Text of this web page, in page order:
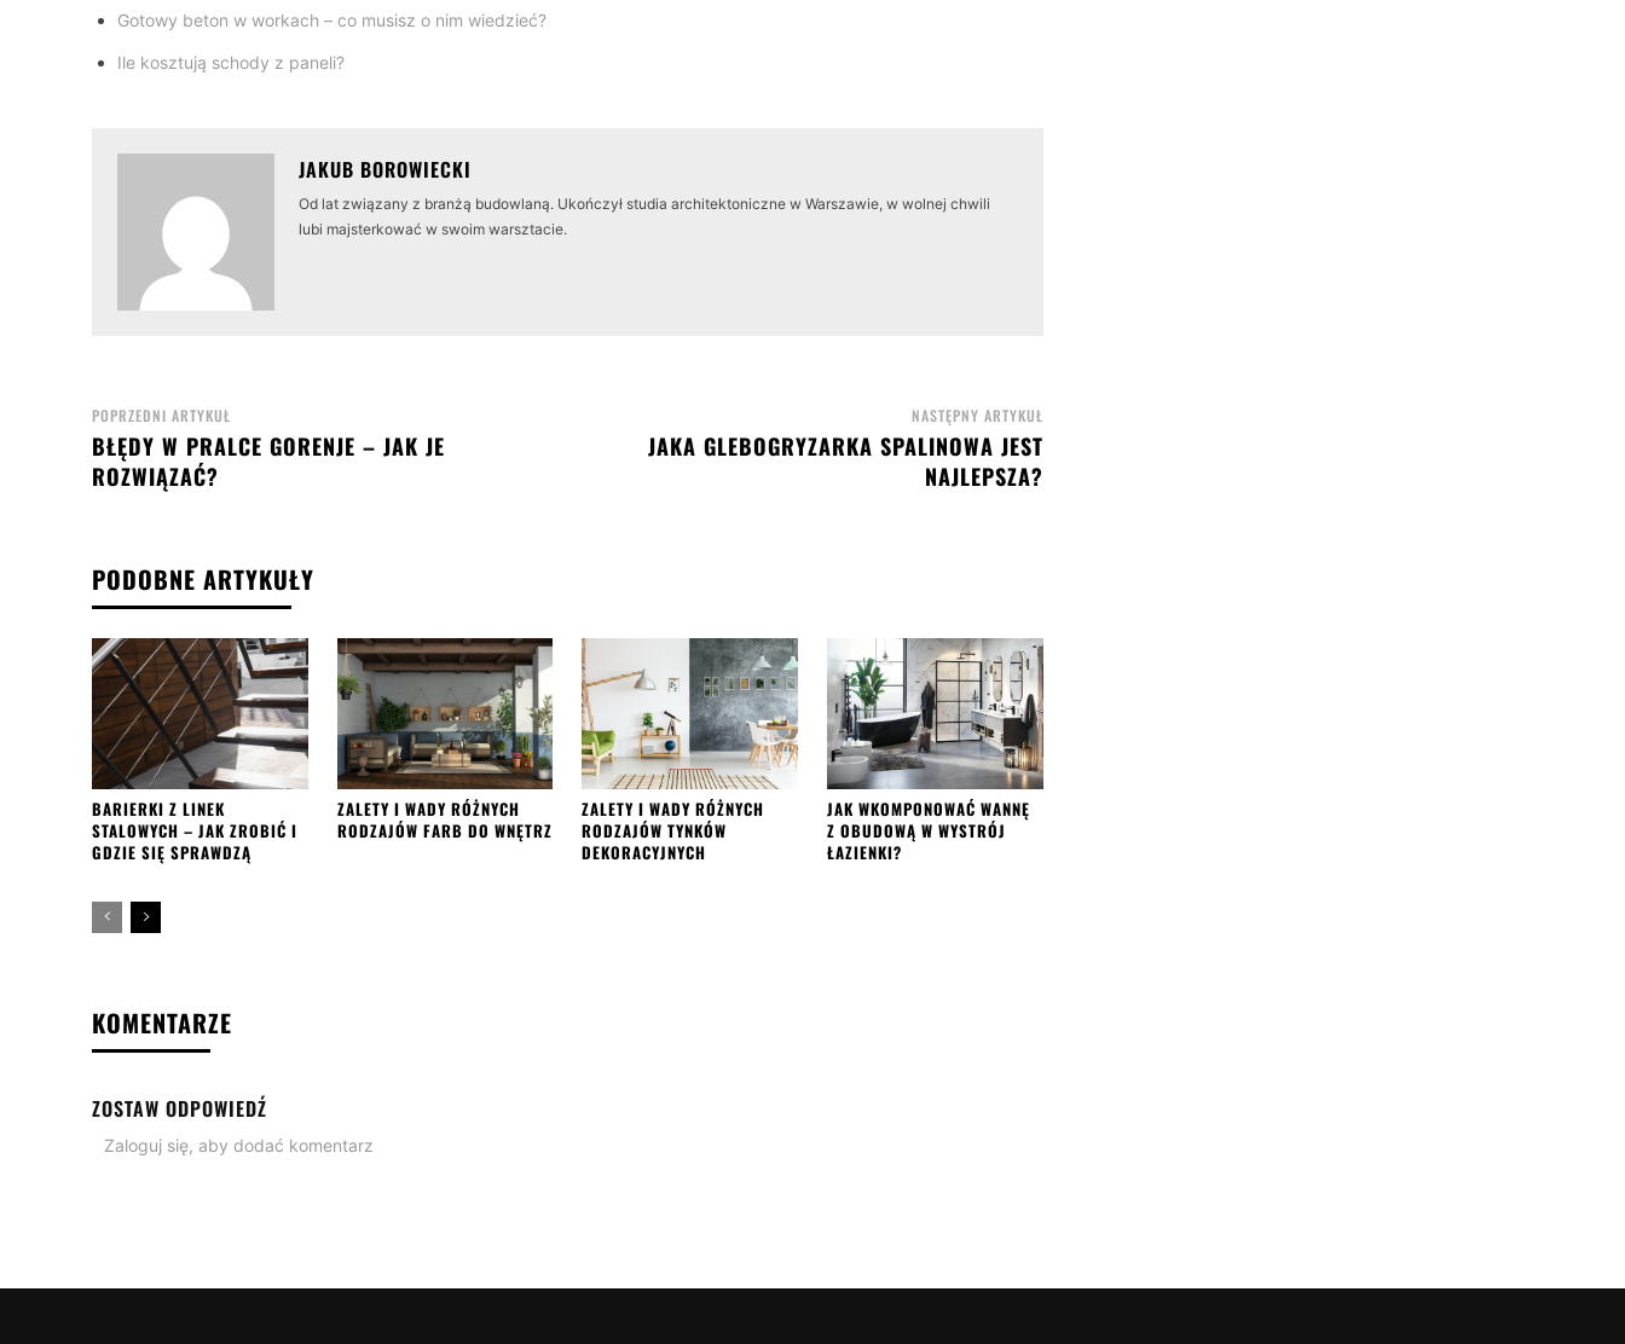
Gotowy beton w workach – co musisz o nim wiedzieć?
Ile kosztują schody z paneli?
JAKUB BOROWIECKI
Od lat związany z branżą budowlaną. Ukończył studia architektoniczne w Warszawie, w wolnej chwili
lubi majsterkować w swoim warsztacie.
POPRZEDNI ARTYKUŁ
BŁĘDY W PRALCE GORENJE – JAK JE
ROZWIĄZAĆ?
NASTĘPNY ARTYKUŁ
JAKA GLEBOGRYZARKA SPALINOWA JEST
NAJLEPSZA?
PODOBNE ARTYKUŁY
BARIERKI Z LINEK
STALOWYCH – JAK ZROBIĆ I
GDZIE SIĘ SPRAWDZĄ
ZALETY I WADY RÓŻNYCH
RODZAJÓW FARB DO WNĘTRZ
ZALETY I WADY RÓŻNYCH
RODZAJÓW TYNKÓW
DEKORACYJNYCH
JAK WKOMPONOWAĆ WANNĘ
Z OBUDOWĄ W WYSTRÓJ
ŁAZIENKI?
KOMENTARZE
ZOSTAW ODPOWIEDŹ
Zaloguj się, aby dodać komentarz